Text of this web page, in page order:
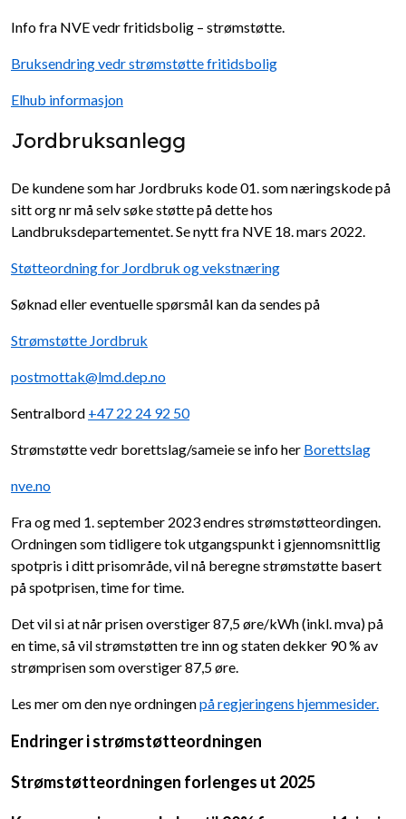
Info fra NVE vedr fritidsbolig – strømstøtte.
Bruksendring vedr strømstøtte fritidsbolig
Elhub informasjon
Jordbruksanlegg
De kundene som har Jordbruks kode 01. som næringskode på
sitt org nr må selv søke støtte på dette hos
Landbruksdepartementet. Se nytt fra NVE 18. mars 2022.
Støtteordning for Jordbruk og vekstnæring
Søknad eller eventuelle spørsmål kan da sendes på
Strømstøtte Jordbruk
postmottak@lmd.dep.no
Sentralbord +47 22 24 92 50
Strømstøtte vedr borettslag/sameie se info her Borettslag
nve.no
Fra og med 1. september 2023 endres strømstøtteordingen.
Ordningen som tidligere tok utgangspunkt i gjennomsnittlig
spotpris i ditt prisområde, vil nå beregne strømstøtte basert
på spotprisen, time for time.
Det vil si at når prisen overstiger 87,5 øre/kWh (inkl. mva) på
en time, så vil strømstøtten tre inn og staten dekker 90 % av
strømprisen som overstiger 87,5 øre.
Les mer om den nye ordningenpå regjeringens hjemmesider.
Endringer i strømstøtteordningen
Strømstøtteordningen forlenges ut 2025